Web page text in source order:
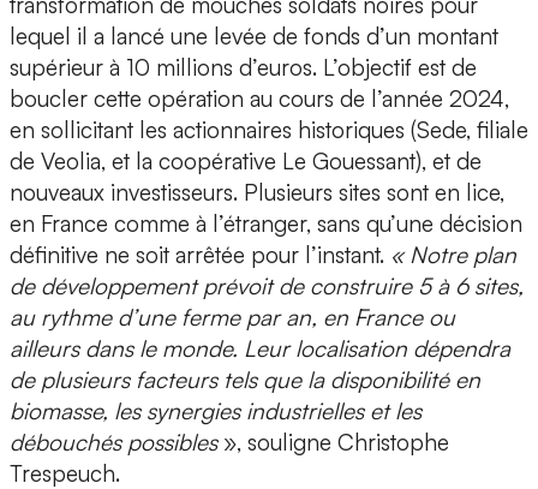
lequel il a lancé une levée de fonds d’un montant
supérieur à 10 millions d’euros. L’objectif est de
boucler cette opération au cours de l’année 2024,
en sollicitant les actionnaires historiques (Sede, filiale
de Veolia, et la coopérative Le Gouessant), et de
nouveaux investisseurs. Plusieurs sites sont en lice,
en France comme à l’étranger, sans qu’une décision
définitive ne soit arrêtée pour l’instant. « Notre plan
de développement prévoit de construire 5 à 6 sites,
au rythme d’une ferme par an, en France ou
ailleurs dans le monde. Leur localisation dépendra
de plusieurs facteurs tels que la disponibilité en
biomasse, les synergies industrielles et les
débouchés possibles », souligne Christophe
Trespeuch.